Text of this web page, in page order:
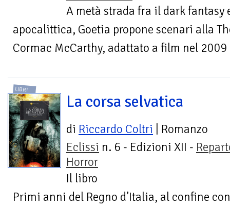
A metà strada fra il dark fantasy
apocalittica, Goetia propone scenari alla
Cormac McCarthy, adattato a film nel
LIBRI
La corsa selvatica
di Riccardo Coltri | Romanzo
Eclissi n. 6 - Edizioni XII -
Horror
Il libro
Primi anni del Regno d’Italia, al confine